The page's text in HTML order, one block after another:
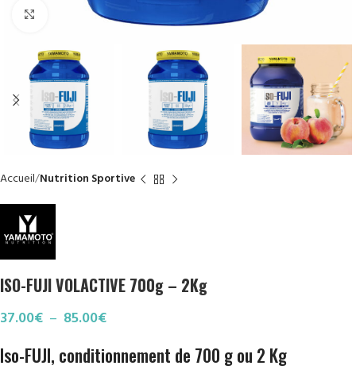
Click to enlarge
Accueil Nutrition Sportive
ISO-FUJI VOLACTIVE 700g – 2Kg
37.00€ – 85.00€
Iso-FUJI, conditionnement de 700 g ou 2 Kg